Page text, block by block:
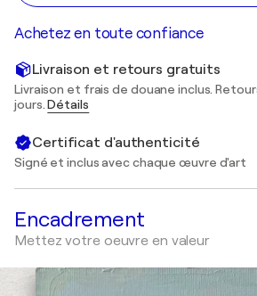
Achetez en toute confiance
Livraison et retours gratuits
Livraison et frais de douane inclus.
jours.Détails
Certificat d'authenticité
Signé et inclus avec chaque œuvre d'art
Encadrement
Mettez votre oeuvre en valeur